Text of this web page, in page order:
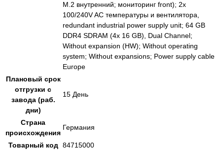
M.2 внутренний; мониторинг front); 2x
100/240V AC температуры и вентилятора,
redundant industrial power supply unit; 64 GB
DDR4 SDRAM (4x 16 GB), Dual Channel;
Without expansion (HW); Without operating
system; Without expansions; Power supply cable
Europe
Плановый срок
отгрузки с
завода (раб.
дни)
15 День
Страна
происхождения
Германия
Товарный код 84715000